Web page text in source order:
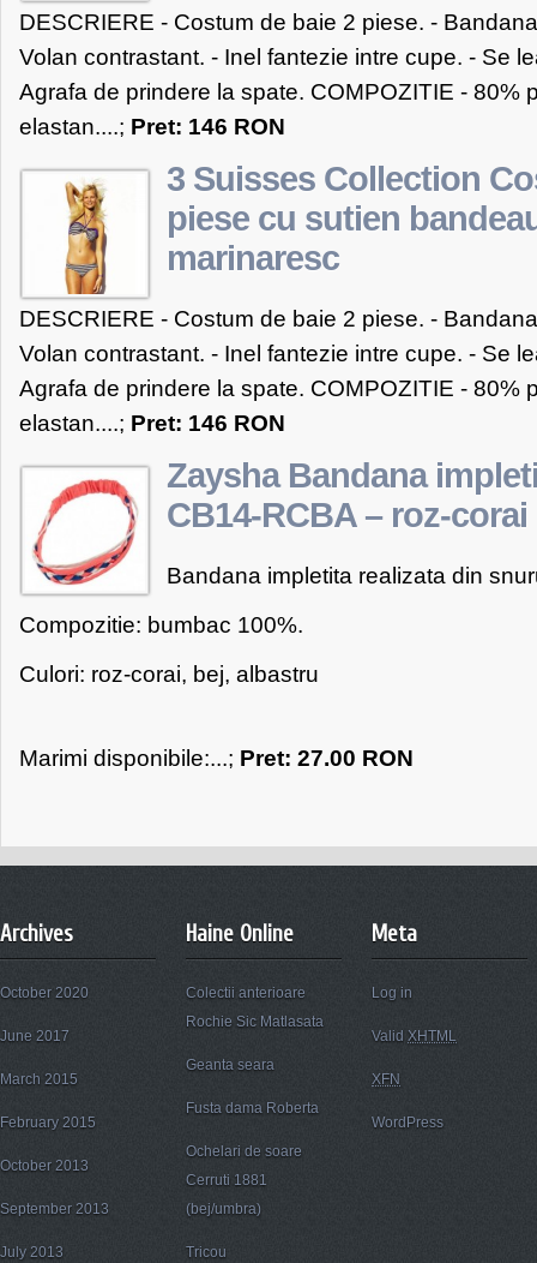
DESCRIERE - Costum de baie 2 piese. -
Volan contrastant. - Inel fantezie intre cupe. - Se
Agrafa de prindere la spate. COMPOZITIE - 80%
elastan....; Pret: 146 RON
3 Suisses Collection
piese cu sutien
marinaresc
DESCRIERE - Costum de baie 2 piese. -
Volan contrastant. - Inel fantezie intre cupe. - Se
Agrafa de prindere la spate. COMPOZITIE - 80%
elastan....; Pret: 146 RON
Zaysha Bandana
CB14-RCBA – roz-corai
Bandana impletita realizata din
Compozitie: bumbac 100%.
Culori: roz-corai, bej, albastru
Marimi disponibile:...; Pret: 27.00 RON
Archives
October 2020
June 2017
March 2015
February 2015
October 2013
September 2013
July 2013
Haine Online
Colectii anterioare
Rochie Sic Matlasata
Geanta seara
Fusta dama Roberta
Ochelari de soare
Cerruti 1881
(bej/umbra)
Tricou
Meta
Log in
Valid XHTML
XFN
WordPress